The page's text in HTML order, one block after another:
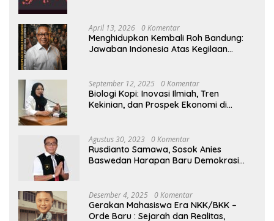
April 13, 2026 0 Komentar
Menghidupkan Kembali Roh Bandung:
Jawaban Indonesia Atas Kegilaan
September 12, 2025 0 Komentar
Biologi Kopi: Inovasi Ilmiah, Tren
Kekinian, dan Prospek Ekonomi di
Agustus 30, 2023 0 Komentar
Rusdianto Samawa, Sosok Anies
Baswedan Harapan Baru Demokrasi
Desember 4, 2025 0 Komentar
Gerakan Mahasiswa Era NKK/BKK –
Orde Baru : Sejarah dan Realitas,